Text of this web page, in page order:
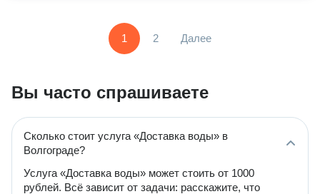
1 2 Далее
Вы часто спрашиваете
Сколько стоит услуга «Доставка воды» в
Волгограде?
Услуга «Доставка воды» может стоить от 1000
рублей. Всё зависит от задачи: расскажите, что